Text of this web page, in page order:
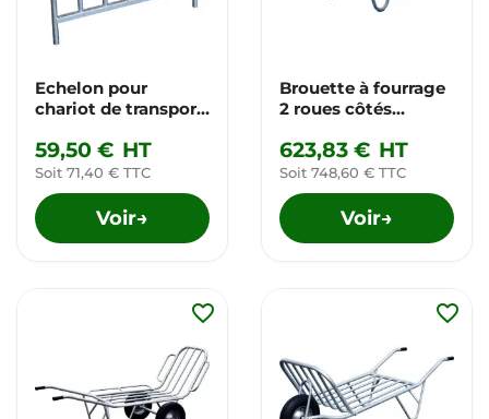
Echelon pour
chariot de transport
59,50 € HT
Soit 71,40 € TTC
Voir→
Brouette à fourrage
2 roues côtés
623,83 € HT
Soit 748,60 € TTC
Voir→
favorite_border favorite_border